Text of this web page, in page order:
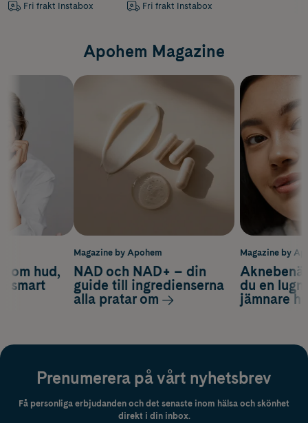
Fri frakt Instabox Fri frakt Instabox
Apohem Magazine
Magazine by
du en
jämnare
om hud,
smart
Magazine by Apohem
NAD och NAD+ – din
guide till ingredienserna
alla pratar om
Prenumerera på vårt nyhetsbrev
Få personliga erbjudanden och det senaste inom hälsa och skönhet
direkt i din inbox.